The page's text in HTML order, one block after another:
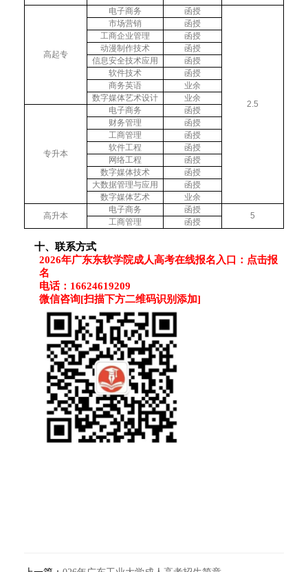
高起专
电子商务 函授
2.5
市场营销
函授
工商企业管理
函授
动漫制作技术
函授
信息安全技术应用
函授
软件技术
函授
商务英语
业余
数字媒体艺术设计
业余
专升本
电子商务
函授
财务管理
函授
工商管理
函授
软件工程
函授
网络工程
函授
数字媒体技术
函授
大数据管理与应用
函授
数字媒体艺术
业余
高升本
电子商务 函授
5
工商管理 函授
十、 联系方式
2026年广东东软学院成人高考在线报名入口：点击报
名
电话：16624619209
微信咨询[扫描下方二维码识别添加]